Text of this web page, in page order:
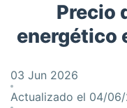
Precio
energético
03 Jun 2026
Actualizado el 04/